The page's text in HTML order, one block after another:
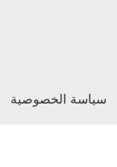
سياسة الخصوصية